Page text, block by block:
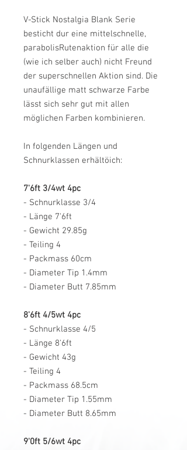
V-Stick Nostalgia Blank Serie
besticht dur eine mittelschnelle,
parabolisRutenaktion für alle die
(wie ich selber auch) nicht Freund
der superschnellen Aktion sind. Die
unaufällige matt schwarze Farbe
lässt sich sehr gut mit allen
möglichen Farben kombinieren.
In folgenden Längen und
Schnurklassen erhältöich:
7'6ft 3/4wt 4pc
- Schnurklasse 3/4
- Länge 7'6ft
- Gewicht 29.85g
- Teiling 4
- Packmass 60cm
- Diameter Tip 1.4mm
- Diameter Butt 7.85mm
8'6ft 4/5wt 4pc
- Schnurklasse 4/5
- Länge 8'6ft
- Gewicht 43g
- Teiling 4
- Packmass 68.5cm
- Diameter Tip 1.55mm
- Diameter Butt 8.65mm
9'0ft 5/6wt 4pc